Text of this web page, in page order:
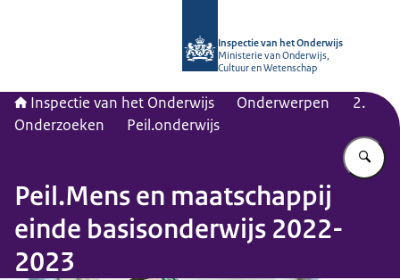
Inspectie van het Onderwijs
Ministerie van Onderwijs,
Cultuur en Wetenschap
Inspectie van het Onderwijs Onderwerpen
2.
Onderzoeken
Peil.onderwijs
Peil.Mens en maatschappij
einde basisonderwijs 2022-
2023